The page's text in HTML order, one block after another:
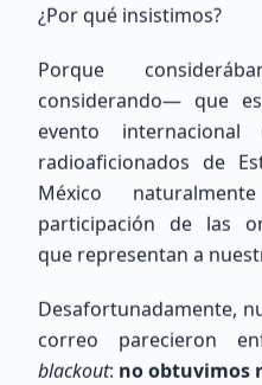
COMUNIDAD XE
Nuestros
Recientes
¿Por qué insistimos?
Porque
considerando— que
evento
radioaficionados de
México
participación de las
que representan a
Desafortunadamente,
correo parecieron
blackout: no obtuvimos